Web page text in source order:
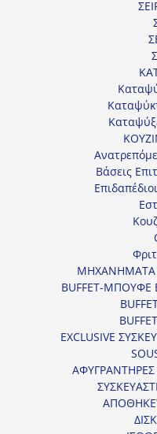
Βάσεις
ΜΗΧΑΝΗΜΑΤΑ
BUFFET-
EXCLUSIVE